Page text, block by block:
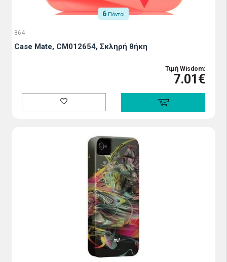
6 Πόντοι
864
Case Mate, CM012654, Σκληρή θήκη
Τιμή Wisdom:
7.01€